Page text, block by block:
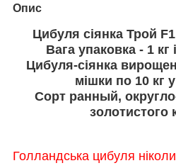
Опис
Цибуля сіянка Трой
Вага упаковка - 1 кг
Цибуля-сіянка
мішки по 10 кг у
Сорт ранный,
золотистого
Голландська цибуля